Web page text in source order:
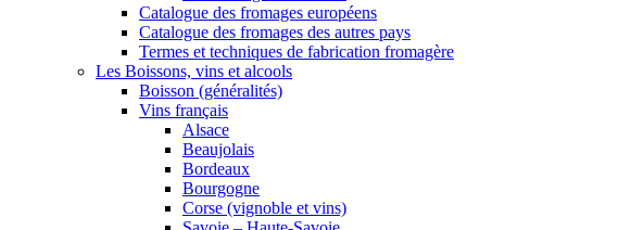
Catalogue des fromages européens
Catalogue des fromages des autres pays
Termes et techniques de fabrication fromagère
Les Boissons, vins et alcools
Boisson (généralités)
Vins français
Alsace
Beaujolais
Bordeaux
Bourgogne
Corse (vignoble et vins)